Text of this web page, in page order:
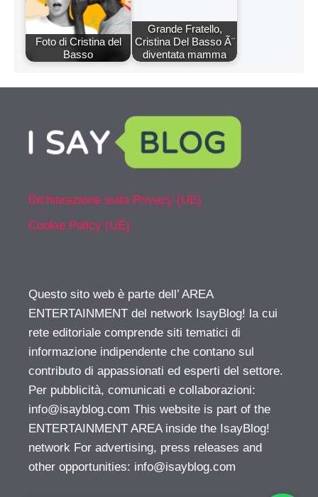
Foto di Cristina del
Basso
Grande Fratello,
Cristina Del Basso Ã¨
diventata mamma
Dichiarazione sulla Privacy (UE)
Cookie Policy (UE)
Questo sito web è parte dell’ AREA
ENTERTAINMENT del network IsayBlog! la cui
rete editoriale comprende siti tematici di
informazione indipendente che contano sul
contributo di appassionati ed esperti del settore.
Per pubblicità, comunicati e collaborazioni:
info@isayblog.com This website is part of the
ENTERTAINMENT AREA inside the IsayBlog!
network For advertising, press releases and
other opportunities: info@isayblog.com